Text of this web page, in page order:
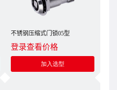
不锈钢压缩式门锁05型
登录查看价格
加入选型